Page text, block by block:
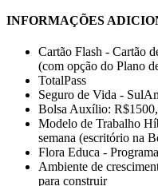
INFORMAÇÕES
Cartão Flash - Cartão
(com opção do Plano
TotalPass
Seguro de Vida -
Bolsa Auxílio:
Modelo de Trabalho
semana (escritório na
Flora Educa -
Ambiente de
para construir